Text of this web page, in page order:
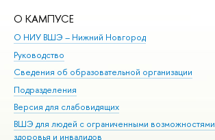
О КАМПУСЕ
О НИУ ВШЭ – Нижний Новгород
Руководство
Сведения об образовательной организации
Подразделения
Версия для слабовидящих
ВШЭ для людей с ограниченными возможностями
здоровья и инвалидов